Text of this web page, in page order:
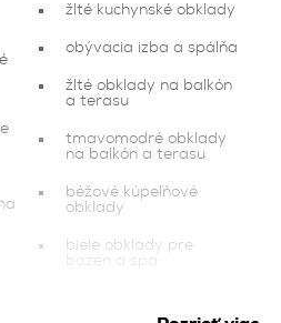
žlté kuchynské obklady
obývacia izba a spálňa
žlté obklady na balkón
a terasu
tmavomodré obklady
na balkón a terasu
béžové kúpeľňové
obklady
biele obklady pre
bazén a spa